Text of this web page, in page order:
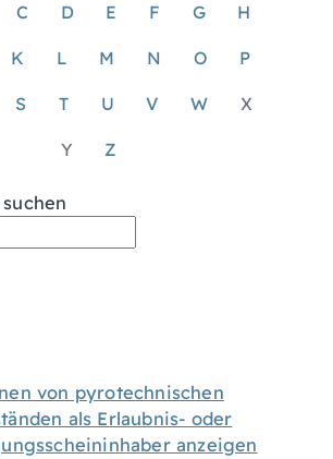
C D E F G H
K L M N O P
S T U V W X
Y Z
von pyrotechnischen
als Erlaubnis- oder
anzeigen